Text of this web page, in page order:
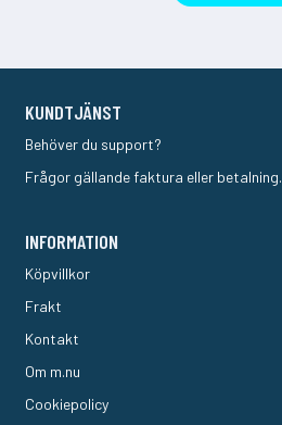
KUNDTJÄNST
Behöver du support?
Frågor gällande faktura eller betalning.
INFORMATION
Köpvillkor
Frakt
Kontakt
Om m.nu
Cookiepolicy